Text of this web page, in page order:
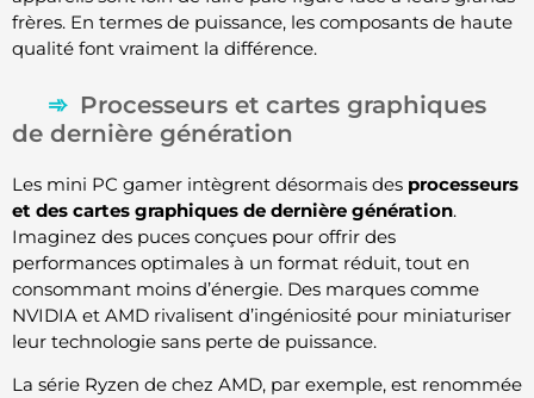
frères. En termes de puissance, les composants de haute
qualité font vraiment la différence.
Processeurs et cartes graphiques
de dernière génération
Les mini PC gamer intègrent désormais des processeurs
et des cartes graphiques de dernière génération.
Imaginez des puces conçues pour offrir des
performances optimales à un format réduit, tout en
consommant moins d’énergie. Des marques comme
NVIDIA et AMD rivalisent d’ingéniosité pour miniaturiser
leur technologie sans perte de puissance.
La série Ryzen de chez AMD, par exemple, est renommée